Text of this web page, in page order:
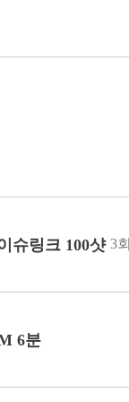
슈링크 100샷 3회
6분